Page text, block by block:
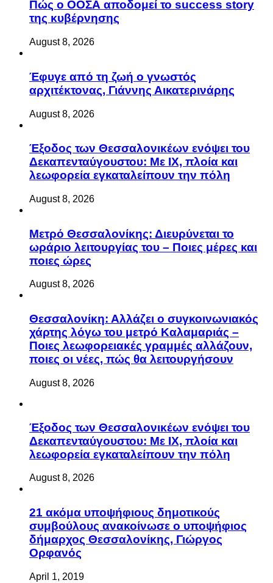
Πώς ο ΟΟΣΑ αποδομεί το success story
της κυβέρνησης
August 8, 2026
Έφυγε από τη ζωή ο γνωστός
αρχιτέκτονας, Γιάννης Αικατερινάρης
August 8, 2026
Έξοδος των Θεσσαλονικέων ενόψει του
Δεκαπενταύγουστου: Με ΙΧ, πλοία και
λεωφορεία εγκαταλείπουν την πόλη
August 8, 2026
Μετρό Θεσσαλονίκης: Διευρύνεται το
ωράριο λειτουργίας του – Ποιες μέρες και
ποιες ώρες
August 8, 2026
Θεσσαλονίκη: Αλλάζει ο συγκοινωνιακός
χάρτης λόγω του μετρό Καλαμαριάς –
Ποιες λεωφορειακές γραμμές αλλάζουν,
ποιες οι νέες, πώς θα λειτουργήσουν
August 8, 2026
Έξοδος των Θεσσαλονικέων ενόψει του
Δεκαπενταύγουστου: Με ΙΧ, πλοία και
λεωφορεία εγκαταλείπουν την πόλη
August 8, 2026
21 ακόμα υποψήφιους δημοτικούς
συμβούλους ανακοίνωσε ο υποψήφιος
δήμαρχος Θεσσαλονίκης, Γιώργος
Ορφανός
April 1, 2019